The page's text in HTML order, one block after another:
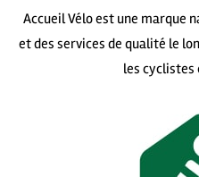
Accueil Vélo est une marque
et des services de qualité le
les cyclistes